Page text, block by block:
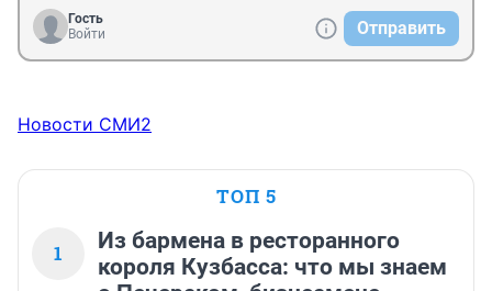
Гость
Войти
Отправить
Новости СМИ2
ТОП 5
1
Из бармена в ресторанного
короля Кузбасса: что мы знаем